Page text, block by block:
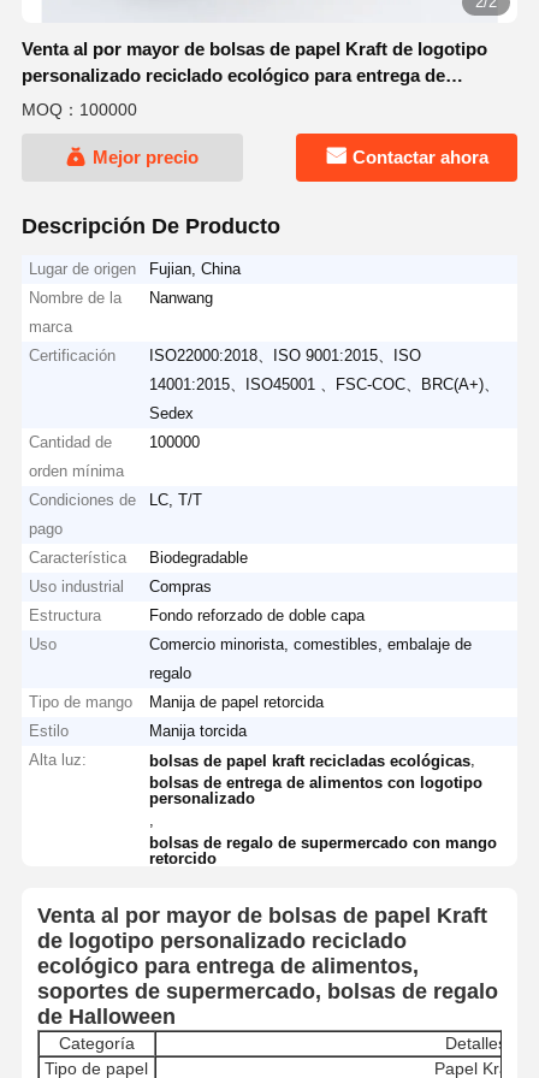
Venta al por mayor de bolsas de papel Kraft de logotipo
personalizado reciclado ecológico para entrega de
alimentos, soportes de supermercado, bolsas de regalo de
MOQ：100000
Mejor precio Contactar ahora
Descripción De Producto
Lugar de origen
Fujian, China
Nombre de la
marca
Nanwang
Certificación
ISO22000:2018、ISO 9001:2015、ISO
14001:2015、ISO45001 、FSC-COC、BRC(A+)、
Sedex
Cantidad de
orden mínima
100000
Condiciones de
pago
LC, T/T
Característica
Biodegradable
Uso industrial
Compras
Estructura
Fondo reforzado de doble capa
Uso
Comercio minorista, comestibles, embalaje de
regalo
Tipo de mango
Manija de papel retorcida
Estilo
Manija torcida
Alta luz:
bolsas de papel kraft recicladas ecológicas
bolsas de entrega de alimentos con logotipo
personalizado
bolsas de regalo de supermercado con mango
retorcido
Venta al por mayor de bolsas de papel Kraft
de logotipo personalizado reciclado
ecológico para entrega de alimentos,
soportes de supermercado, bolsas de regalo
de Halloween
Categoría
Detalles
Tipo de papel
Papel Kraft